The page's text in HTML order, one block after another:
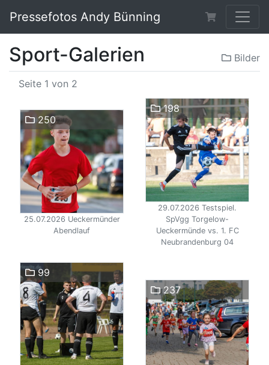
Pressefotos Andy Bünning
Bilder
Sport-Galerien
Seite 1 von 2
250
25.07.2026 Ueckermünder
Abendlauf
198
29.07.2026 Testspiel.
SpVgg Torgelow-
Ueckermünde vs. 1. FC
Neubrandenburg 04
99
237